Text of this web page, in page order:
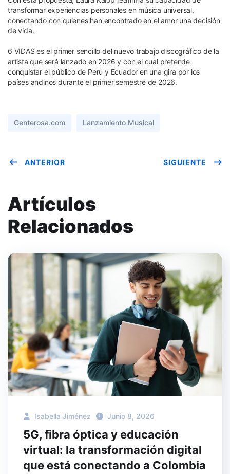
transformar experiencias personales en música universal,
conectando con quienes han encontrado en el amor una decisión
de vida.
6 VIDAS es el primer sencillo del nuevo trabajo discográfico de la
artista que será lanzado en 2026 y con el cual pretende
conquistar el público de Perú y Ecuador en una gira por los
países andinos durante el primer semestre de 2026.
Genterosa.com Lanzamiento Musical
ANTERIOR SIGUIENTE
Artículos
Relacionados
Isabella Jiménez Junio 8, 2026
5G, fibra óptica y educación
virtual: la transformación digital
que está conectando a Colombia